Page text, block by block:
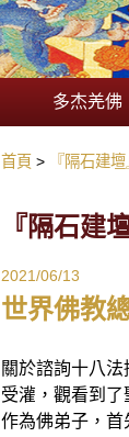
多杰羌佛
首頁 『隔石建
『隔石建
2021/06/13
世界佛教
關於諮詢十八
受灌，觀看到了
作為佛弟子，